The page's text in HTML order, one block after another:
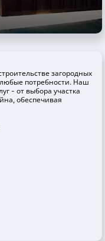
загородных
потребности. Наш
- от выбора участка
обеспечивая